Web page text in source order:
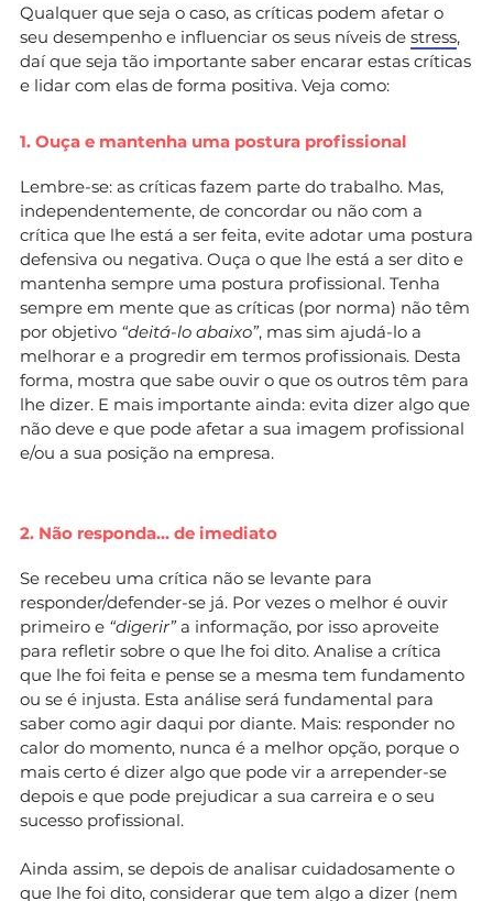
Qualquer que seja o caso, as críticas podem afetar o
seu desempenho e influenciar os seus níveis de stress,
daí que seja tão importante saber encarar estas críticas
e lidar com elas de forma positiva. Veja como:
1. Ouça e mantenha uma postura profissional
Lembre-se: as críticas fazem parte do trabalho. Mas,
independentemente, de concordar ou não com a
crítica que lhe está a ser feita, evite adotar uma postura
defensiva ou negativa. Ouça o que lhe está a ser dito e
mantenha sempre uma postura profissional. Tenha
sempre em mente que as críticas (por norma) não têm
por objetivo “deitá-lo abaixo”, mas sim ajudá-lo a
melhorar e a progredir em termos profissionais. Desta
forma, mostra que sabe ouvir o que os outros têm para
lhe dizer. E mais importante ainda: evita dizer algo que
não deve e que pode afetar a sua imagem profissional
e/ou a sua posição na empresa.
2. Não responda… de imediato
Se recebeu uma crítica não se levante para
responder/defender-se já. Por vezes o melhor é ouvir
primeiro e “digerir”a informação, por isso aproveite
para refletir sobre o que lhe foi dito. Analise a crítica
que lhe foi feita e pense se a mesma tem fundamento
ou se é injusta. Esta análise será fundamental para
saber como agir daqui por diante. Mais: responder no
calor do momento, nunca é a melhor opção, porque o
mais certo é dizer algo que pode vir a arrepender-se
depois e que pode prejudicar a sua carreira e o seu
sucesso profissional.
Ainda assim, se depois de analisar cuidadosamente o
que lhe foi dito, considerar que tem algo a dizer (nem